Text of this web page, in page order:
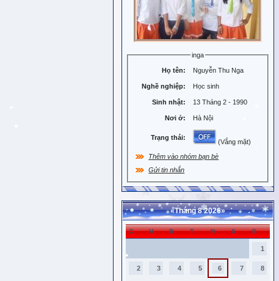
inga
Họ tên: Nguyễn Thu Nga
Nghề nghiệp: Học sinh
Sinh nhật: 13 Tháng 2 - 1990
Nơi ở: Hà Nội
Trạng thái:
(Vắng mặt)
Thêm vào nhóm bạn bè
Gửi tin nhắn
«Tháng 8 2026»
C H B T N S B
1
2 3 4 5 6 7 8